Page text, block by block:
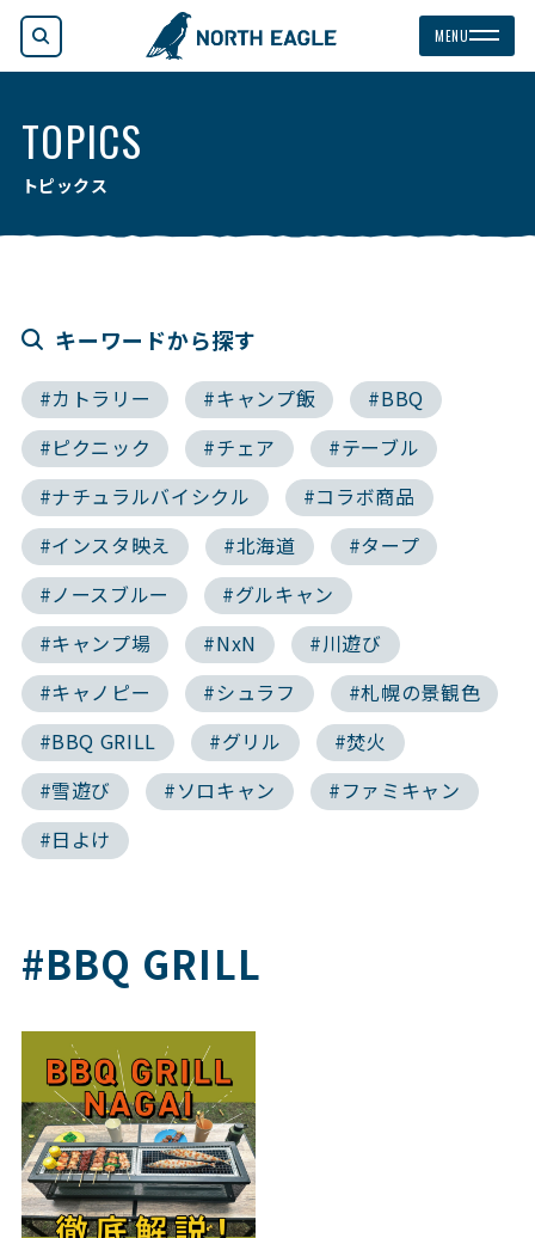
MENU検索
TOPICS
トピックス
キーワードから探す
#カトラリー #キャンプ飯
#BBQ
#ピクニック
#チェア
#テーブル
#ナチュラルバイシクル
#コラボ商品
#インスタ映え
#北海道
#タープ
#ノースブルー
#グルキャン
#キャンプ場
#NxN
#川遊び
#キャノピー
#シュラフ
#札幌の景観色
#BBQ GRILL
#グリル
#焚火
#雪遊び
#ソロキャン
#ファミキャン
#日よけ
#BBQ GRILL